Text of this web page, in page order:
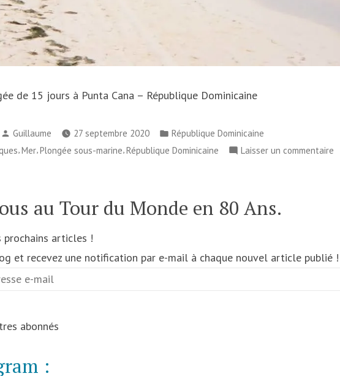
de 15 jours à Punta Cana – République Dominicaine
Publié
par
Guillaume 27 septembre 2020
Publié
dans
République Dominicaine
,Mer,Plongée sous-marine,République Dominicaine Laisser un commentairesur
au Tour du Monde en 80 Ans.
prochains articles !
et recevez une notification par e-mail à chaque nouvel article publié !
abonnés
: